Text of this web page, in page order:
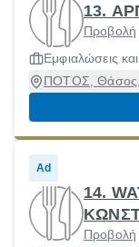
13.
Προβολή
Εμφιαλώσεις
ΠΟΤΟΣ,
Ad
14.
Προβολή